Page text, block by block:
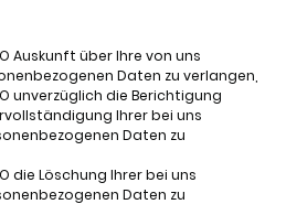
Auskunft über Ihre von uns
Daten zu verlangen,
unverzüglich die Berichtigung
Ihrer bei uns
Daten zu
die Löschung Ihrer bei uns
Daten zu